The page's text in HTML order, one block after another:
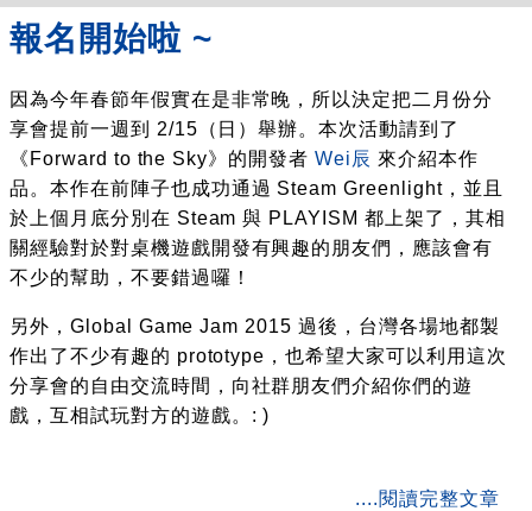
報名開始啦 ~
因為今年春節年假實在是非常晚，所以決定把二月份分
享會提前一週到 2/15（日）舉辦。本次活動請到了
《Forward to the Sky》的開發者 Wei辰 來介紹本作
品。本作在前陣子也成功通過 Steam Greenlight，並且
於上個月底分別在 Steam 與 PLAYISM 都上架了，其相
關經驗對於對桌機遊戲開發有興趣的朋友們，應該會有
不少的幫助，不要錯過囉！
另外，Global Game Jam 2015 過後，台灣各場地都製
作出了不少有趣的 prototype，也希望大家可以利用這次
分享會的自由交流時間，向社群朋友們介紹你們的遊
戲，互相試玩對方的遊戲。: )
....閱讀完整文章